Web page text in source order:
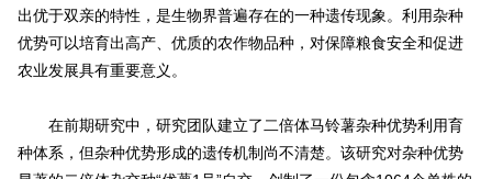
出优于双亲的特性，是生物界普遍存在的一种遗传现象。利用杂种
优势可以培育出高产、优质的农作物品种，对保障粮食安全和促进
农业发展具有重要意义。
在前期研究中，研究团队建立了二倍体马铃薯杂种优势利用育
种体系，但杂种优势形成的遗传机制尚不清楚。该研究对杂种优势